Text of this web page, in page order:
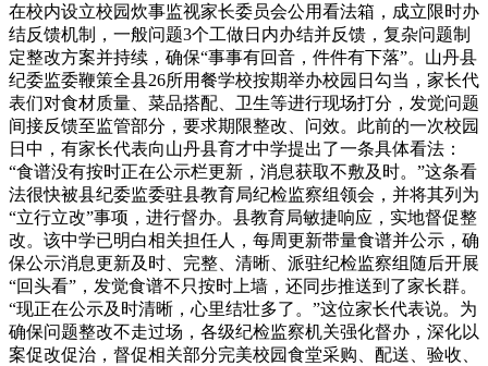
在校内设立校园炊事监视家长委员会公用看法箱，成立限时办
结反馈机制，一般问题3个工做日内办结并反馈，复杂问题制
定整改方案并持续，确保“事事有回音，件件有下落”。山丹县
纪委监委鞭策全县26所用餐学校按期举办校园日勾当，家长代
表们对食材质量、菜品搭配、卫生等进行现场打分，发觉问题
间接反馈至监管部分，要求期限整改、问效。此前的一次校园
日中，有家长代表向山丹县育才中学提出了一条具体看法：
“食谱没有按时正在公示栏更新，消息获取不敷及时。”这条看
法很快被县纪委监委驻县教育局纪检监察组领会，并将其列为
“立行立改”事项，进行督办。县教育局敏捷响应，实地督促整
改。该中学已明白相关担任人，每周更新带量食谱并公示，确
保公示消息更新及时、完整、清晰、派驻纪检监察组随后开展
“回头看”，发觉食谱不只按时上墙，还同步推送到了家长群。
“现正在公示及时清晰，心里结壮多了。”这位家长代表说。为
确保问题整改不走过场，各级纪检监察机关强化督办，深化以
案促改促治，督促相关部分完美校园食堂采购、配送、验收、